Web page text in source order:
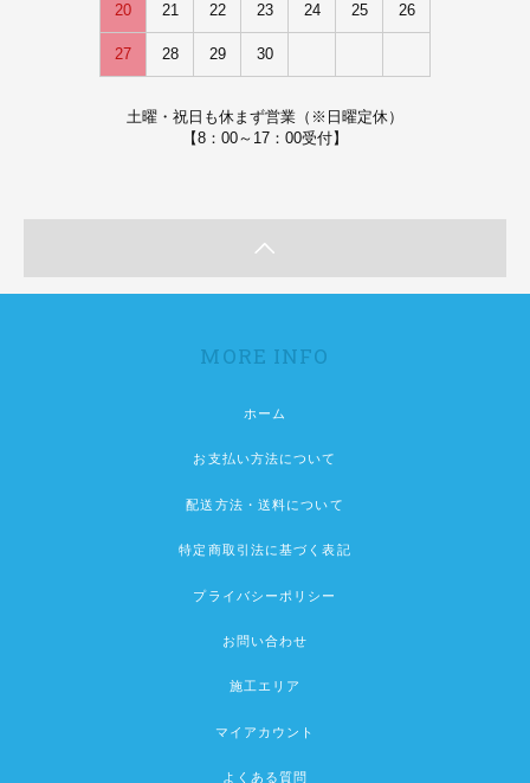
20 21 22 23 24 25 26
27 28 29 30
土曜・祝日も休まず営業（※日曜定休）
【8：00～17：00受付】
MORE INFO
ホーム
お支払い方法について
配送方法・送料について
特定商取引法に基づく表記
プライバシーポリシー
お問い合わせ
施工エリア
マイアカウント
よくある質問